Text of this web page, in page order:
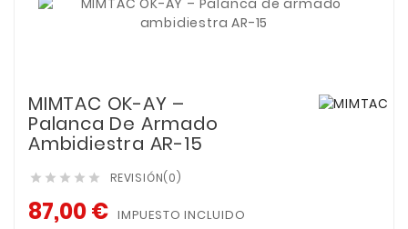
MIMTAC OK-AY –
Palanca De Armado
Ambidiestra AR-15
     REVISIÓN(0)
87,00 € IMPUESTO INCLUIDO